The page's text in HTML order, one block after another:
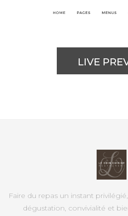
LIVE
Faire du repas un instant
dégustation, convivialité et